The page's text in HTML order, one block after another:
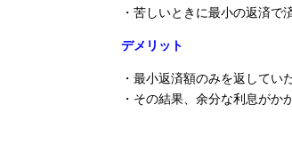
・苦しいときに最小の返済で
デメリット
・最小返済額のみを返してい
・その結果、余分な利息がか